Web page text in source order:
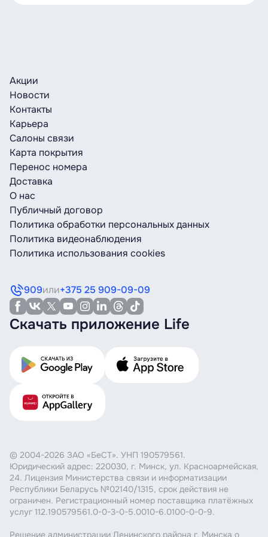
Акции
Новости
Контакты
Карьера
Салоны связи
Карта покрытия
Перенос номера
Доставка
О нас
Публичный договор
Политика обработки персональных данных
Политика видеонаблюдения
Политика использования cookies
909или+375 25 909-09-09
Скачать приложение Life
© 2004-2026 ЗАО «БеСТ». УНП 190579561.
Юридический адрес: 220030, г. Минск, ул. Красноармейская,
24. Лицензия Министерства связи и информатизации
Республики Беларусь №02140/1315, срок действия не
ограничен. Регистрационный номер поставщика платёжных
услуг 112.190579561.0-0-3-0-5.0010-6.0100-0-0-9.
Решение администрации Ленинского района г. Минска о